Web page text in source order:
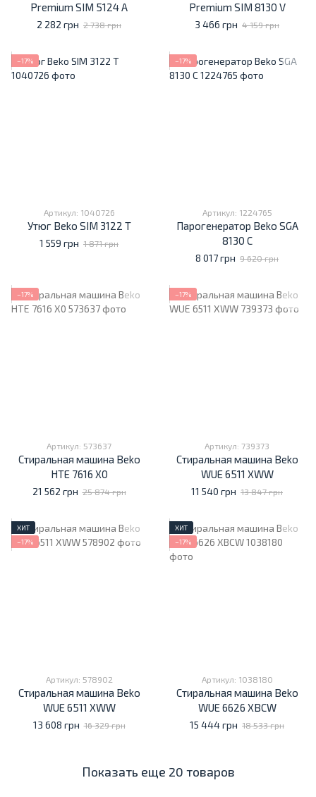
Premium SIM 5124 A
2 282 грн 2 738 грн
Premium SIM 8130 V
3 466 грн 4 159 грн
−17%
Артикул: 1040726
Утюг Beko SIM 3122 T
1 559 грн 1 871 грн
−17%
Артикул: 1224765
Парогенератор Beko SGA
8130 C
8 017 грн 9 620 грн
−17%
Артикул: 573637
Стиральная машина Beko
HTE 7616 X0
21 562 грн 25 874 грн
−17%
Артикул: 739373
Стиральная машина Beko
WUE 6511 XWW
11 540 грн 13 847 грн
ХИТ
−17%
Артикул: 578902
Стиральная машина Beko
WUE 6511 XWW
13 608 грн 16 329 грн
ХИТ
−17%
Артикул: 1038180
Стиральная машина Beko
WUE 6626 XBCW
15 444 грн 18 533 грн
Показать еще 20 товаров